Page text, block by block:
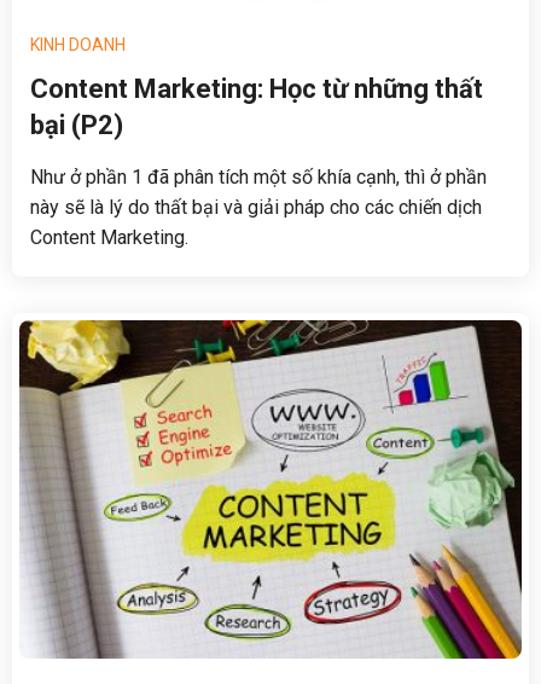
KINH DOANH
Content Marketing: Học từ những thất
bại (P2)
Như ở phần 1 đã phân tích một số khía cạnh, thì ở phần
này sẽ là lý do thất bại và giải pháp cho các chiến dịch
Content Marketing.